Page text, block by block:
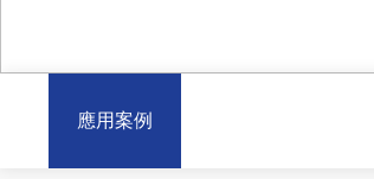
應用案例